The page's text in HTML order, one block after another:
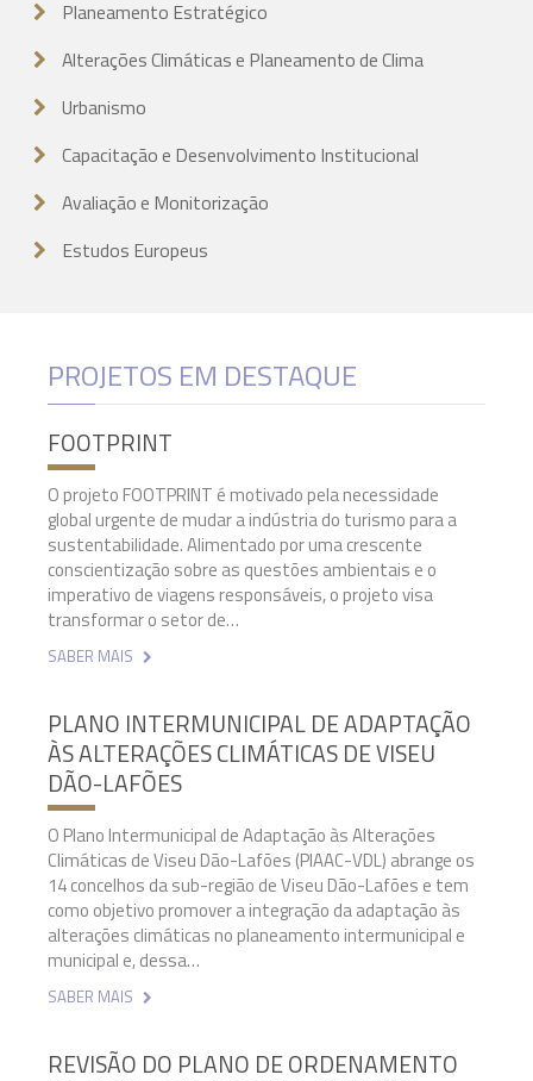
Planeamento Estratégico
Alterações Climáticas e Planeamento de Clima
Urbanismo
Capacitação e Desenvolvimento Institucional
Avaliação e Monitorização
Estudos Europeus
PROJETOS EM DESTAQUE
FOOTPRINT
O projeto FOOTPRINT é motivado pela necessidade
global urgente de mudar a indústria do turismo para a
sustentabilidade. Alimentado por uma crescente
conscientização sobre as questões ambientais e o
imperativo de viagens responsáveis, o projeto visa
transformar o setor de…
SABER MAIS
PLANO INTERMUNICIPAL DE ADAPTAÇÃO
ÀS ALTERAÇÕES CLIMÁTICAS DE VISEU
DÃO-LAFÕES
O Plano Intermunicipal de Adaptação às Alterações
Climáticas de Viseu Dão-Lafões (PIAAC-VDL) abrange os
14 concelhos da sub-região de Viseu Dão-Lafões e tem
como objetivo promover a integração da adaptação às
alterações climáticas no planeamento intermunicipal e
municipal e, dessa…
SABER MAIS
REVISÃO DO PLANO DE ORDENAMENTO